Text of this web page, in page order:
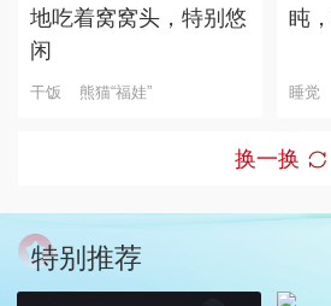
地吃着窝窝头，特别悠
闲
干饭 熊猫“福娃”
盹
睡觉
换一换
特别推荐